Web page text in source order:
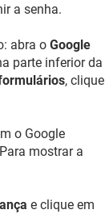
a senha.
abra o Google
parte inferior da
, clique
o Google
mostrar a
e clique em